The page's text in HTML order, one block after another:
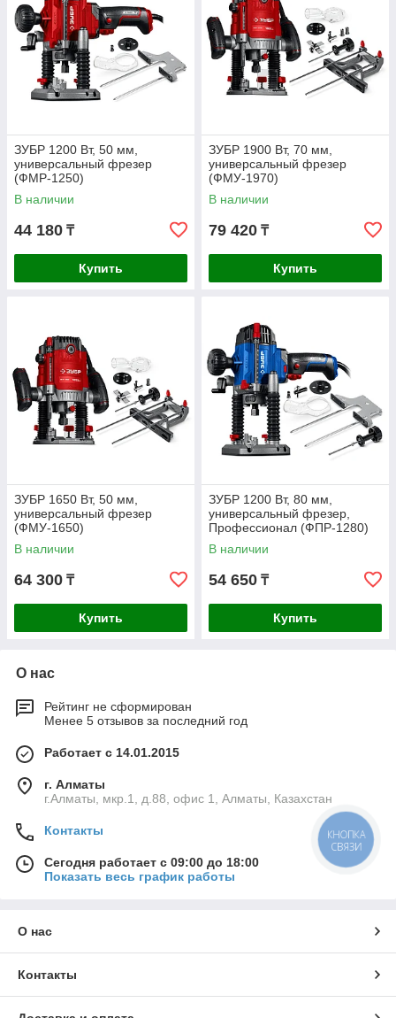
ЗУБР 1200 Вт, 50 мм,
универсальный фрезер
(ФМР-1250)
В наличии
44 180 ₸
Купить
ЗУБР 1900 Вт, 70 мм,
универсальный фрезер
(ФМУ-1970)
В наличии
79 420 ₸
Купить
ЗУБР 1650 Вт, 50 мм,
универсальный фрезер
(ФМУ-1650)
В наличии
64 300 ₸
Купить
ЗУБР 1200 Вт, 80 мм,
универсальный фрезер,
Профессионал (ФПР-1280)
В наличии
54 650 ₸
Купить
О нас
Рейтинг не сформирован
Менее 5 отзывов за последний год
Работает с 14.01.2015
г. Алматы
г.Алматы, мкр.1, д.88, офис 1, Алматы, Казахстан
Контакты
Сегодня работает с 09:00 до 18:00
Показать весь график работы
О нас
Контакты
КНОПКА
СВЯЗИ